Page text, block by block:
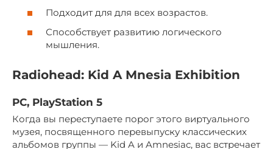
Подходит для для всех возрастов.
Способствует развитию логического
мышления.
Radiohead: Kid A Mnesia Exhibition
PC, PlayStation 5
Когда вы переступаете порог этого виртуального
музея, посвященного перевыпуску классических
альбомов группы — Kid A и Amnesiac, вас встречает